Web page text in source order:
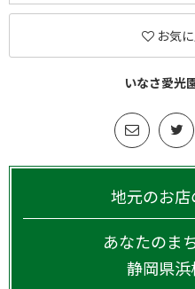
お気
いなさ愛光
地元のお店
あなたのま
静岡県